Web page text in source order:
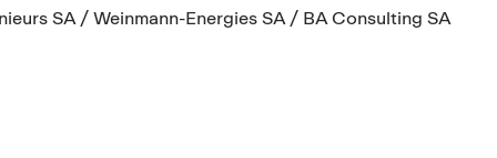
SA / Weinmann-Energies SA / BA Consulting SA